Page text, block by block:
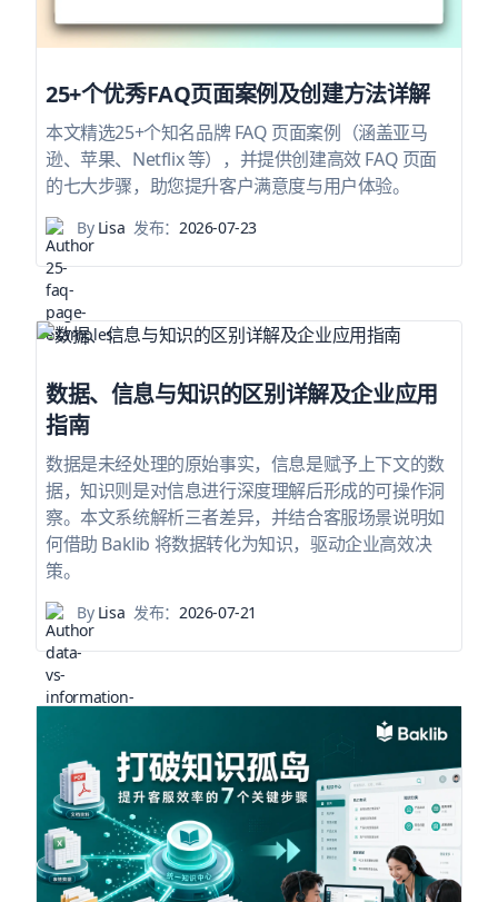
25+个优秀FAQ页面案例及创建方法详解
本文精选25+个知名品牌 FAQ 页面案例（涵盖亚马
逊、苹果、Netflix 等），并提供创建高效 FAQ 页面
的七大步骤，助您提升客户满意度与用户体验。
ByLisa 发布：2026-07-23
数据、信息与知识的区别详解及企业应用
指南
数据是未经处理的原始事实，信息是赋予上下文的数
据，知识则是对信息进行深度理解后形成的可操作洞
察。本文系统解析三者差异，并结合客服场景说明如
何借助 Baklib 将数据转化为知识，驱动企业高效决
策。
ByLisa 发布：2026-07-21